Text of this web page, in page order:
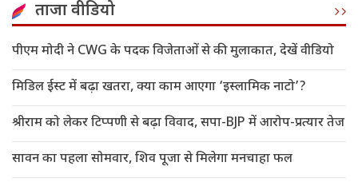
ताजा वीडियो
पीएम मोदी ने CWG के पदक विजेताओं से की मुलाकात, देखें वीडियो
मिडिल ईस्ट में बढ़ा खतरा, क्या काम आएगा ‘इस्लामिक नाटो’?
श्रीराम को लेकर टिप्पणी से बढ़ा विवाद, सपा-BJP में आरोप-प्रत्यार तेज
सावन का पहला सोमवार, शिव पूजा से मिलेगा मनचाहा फल